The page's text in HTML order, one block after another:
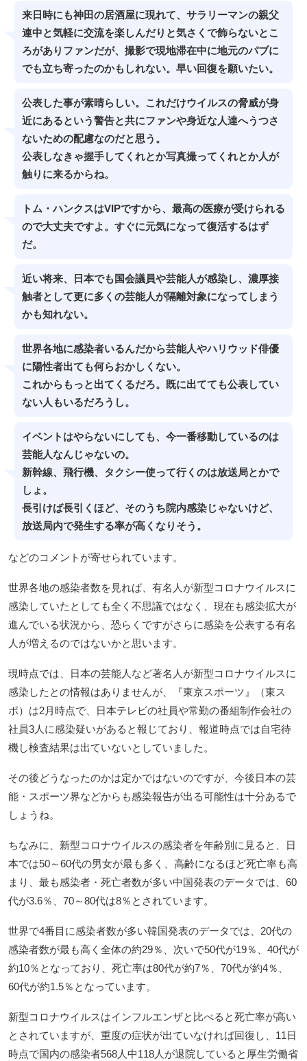
来日時にも神田の居酒屋に現れて、サラリーマンの親父
連中と気軽に交流を楽しんだりと気さくで飾らないとこ
ろがありファンだが、撮影で現地滞在中に地元のパブに
でも立ち寄ったのかもしれない。早い回復を願いたい。
公表した事が素晴らしい。これだけウイルスの脅威が身
近にあるという警告と共にファンや身近な人達へうつさ
ないための配慮なのだと思う。
公表しなきゃ握手してくれとか写真撮ってくれとか人が
触りに来るからね。
トム・ハンクスはVIPですから、最高の医療が受けられる
ので大丈夫ですよ。すぐに元気になって復活するはず
だ。
近い将来、日本でも国会議員や芸能人が感染し、濃厚接
触者として更に多くの芸能人が隔離対象になってしまう
かも知れない。
世界各地に感染者いるんだから芸能人やハリウッド俳優
に陽性者出ても何らおかしくない。
これからもっと出てくるだろ。既に出てても公表してい
ない人もいるだろうし。
イベントはやらないにしても、今一番移動しているのは
芸能人なんじゃないの。
新幹線、飛行機、タクシー使って行くのは放送局とかで
しょ。
長引けば長引くほど、そのうち院内感染じゃないけど、
放送局内で発生する率が高くなりそう。
などのコメントが寄せられています。
世界各地の感染者数を見れば、有名人が新型コロナウイルスに
感染していたとしても全く不思議ではなく、現在も感染拡大が
進んでいる状況から、恐らくですがさらに感染を公表する有名
人が増えるのではないかと思います。
現時点では、日本の芸能人など著名人が新型コロナウイルスに
感染したとの情報はありませんが、『東京スポーツ』（東ス
ポ）は2月時点で、日本テレビの社員や常勤の番組制作会社の
社員3人に感染疑いがあると報じており、報道時点では自宅待
機し検査結果は出ていないとしていました。
その後どうなったのかは定かではないのですが、今後日本の芸
能・スポーツ界などからも感染報告が出る可能性は十分あるで
しょうね。
ちなみに、新型コロナウイルスの感染者を年齢別に見ると、日
本では50～60代の男女が最も多く、高齢になるほど死亡率も高
まり、最も感染者・死亡者数が多い中国発表のデータでは、60
代が3.6％、70～80代は8％とされています。
世界で4番目に感染者数が多い韓国発表のデータでは、20代の
感染者数が最も高く全体の約29％、次いで50代が19％、40代が
約10％となっており、死亡率は80代が約7％、70代が約4％、
60代が約1.5％となっています。
新型コロナウイルスはインフルエンザと比べると死亡率が高い
とされていますが、重度の症状が出ていなければ回復し、11日
時点で国内の感染者568人中118人が退院していると厚生労働省